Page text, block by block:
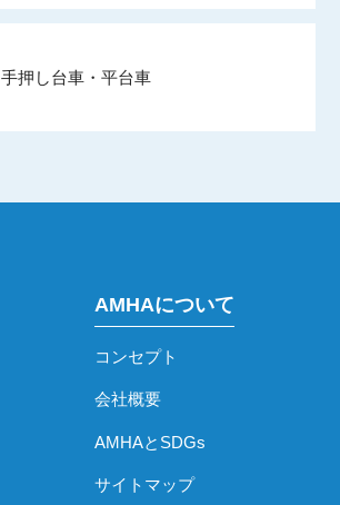
手押し台車・平台車
AMHAについて
コンセプト
会社概要
AMHAとSDGs
サイトマップ